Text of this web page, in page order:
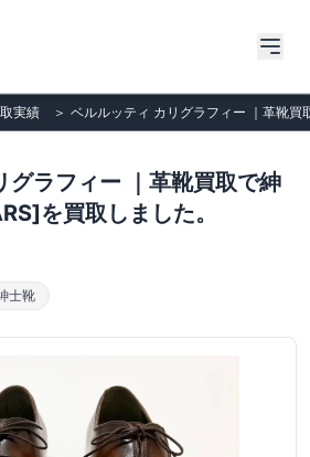
実績 ＞ ベルルッティ カリグラフィー ｜革靴
グラフィー ｜革靴買取で紳
を買取しました。
士靴